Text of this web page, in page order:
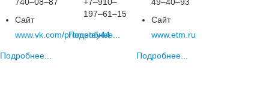
Сайт
www.vk.com/prometey44
Подробнее...
197‒61‒15
Подробнее...
Сайт
www.etm.ru
Подробнее...